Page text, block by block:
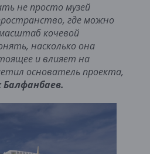
не просто музей
где можно
кочевой
насколько она
и влияет на
основатель проекта,
Балфанбаев.